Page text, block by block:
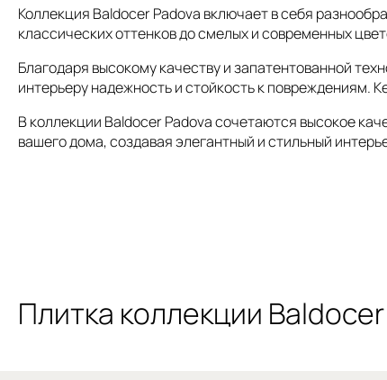
Коллекция Baldocer Padova включает в себя
классических оттенков до смелых и современных
Благодаря высокому качеству и запатентованной
интерьеру надежность и стойкость к повреждениям.
В коллекции Baldocer Padova сочетаются высокое
вашего дома, создавая элегантный и стильный
Плитка коллекции